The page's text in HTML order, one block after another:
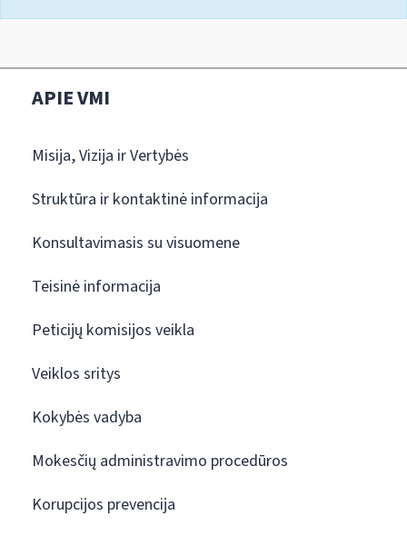
APIE VMI
Misija, Vizija ir Vertybės
Struktūra ir kontaktinė informacija
Konsultavimasis su visuomene
Teisinė informacija
Peticijų komisijos veikla
Veiklos sritys
Kokybės vadyba
Mokesčių administravimo procedūros
Korupcijos prevencija